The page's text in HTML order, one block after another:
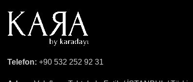
Telefon: +90 532 252 92 31